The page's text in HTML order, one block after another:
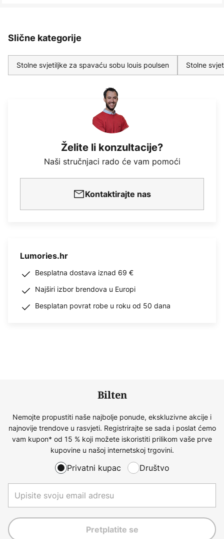
Slične kategorije
Stolne svjetiljke za spavaću sobu louis poulsen Stolne
Želite li konzultacije?
Naši stručnjaci rado će vam pomoći
Kontaktirajte nas
Lumories.hr
Besplatna dostava iznad 69 €
Najširi izbor brendova u Europi
Besplatan povrat robe u roku od 50 dana
Bilten
Nemojte propustiti naše najbolje ponude, ekskluzivne akcije i
najnovije trendove u rasvjeti. Registrirajte se sada i poslat ćemo
vam kupon* od 15 % koji možete iskoristiti prilikom vaše prve
kupovine u našoj internetskoj trgovini.
Privatni kupac Društvo
Pretplatite se